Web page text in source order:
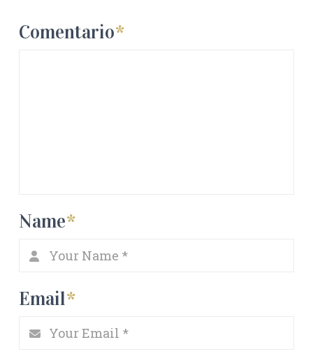
Comentario*
Name*
Email*